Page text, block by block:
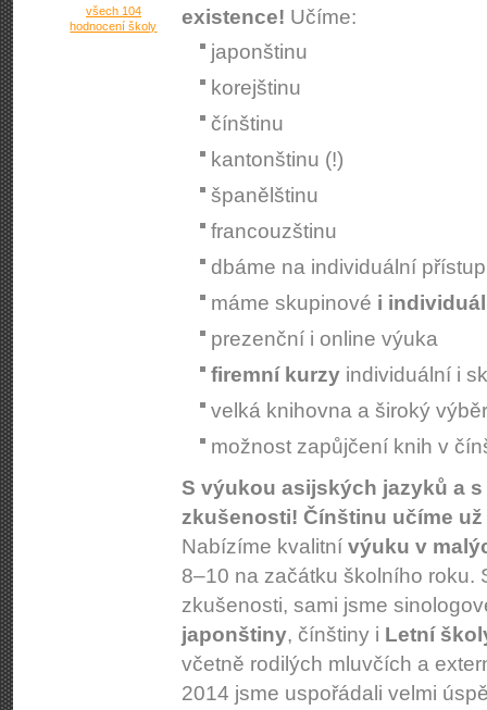
všech 104
hodnocení školy
existence! Učíme:
japonštinu
korejštinu
čínštinu
kantonštinu (!)
španělštinu
francouzštinu
dbáme na individuální přístup
máme skupinové i
prezenční i online výuka
firemní kurzy individuální i
velká knihovna a široký
možnost zapůjčení knih v
S výukou asijských jazyků a
zkušenosti! Čínštinu učíme
Nabízíme kvalitní výuku v
8–10 na začátku školního roku.
zkušenosti, sami jsme
japonštiny, čínštiny i Letní
včetně rodilých mluvčích a
2014 jsme uspořádali velmi